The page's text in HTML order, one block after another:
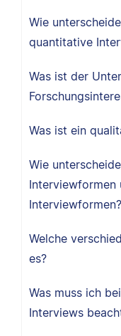
Wie
quantitative
Was ist der
Was ist ein
Wie
Interviewformen?
Welche
es?
Was muss ich
Interviews